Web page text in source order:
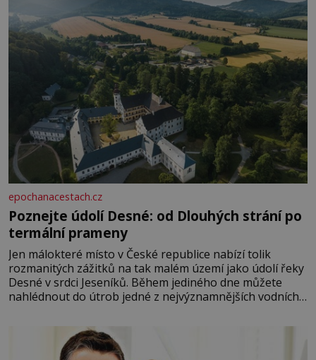
epochanacestach.cz
Poznejte údolí Desné: od Dlouhých strání po
termální prameny
Jen málokteré místo v České republice nabízí tolik
rozmanitých zážitků na tak malém území jako údolí řeky
Desné v srdci Jeseníků. Během jediného dne můžete
nahlédnout do útrob jedné z nejvýznamnějších vodních
se na koloběžce a den zakončit poznáváním památek ve
Velkých Losinách nebo v termálním